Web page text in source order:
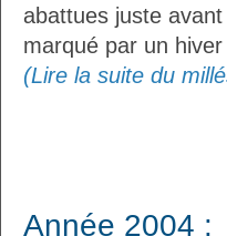
abattues juste
marqué par un
(Lire la suite du
Année 2004 :